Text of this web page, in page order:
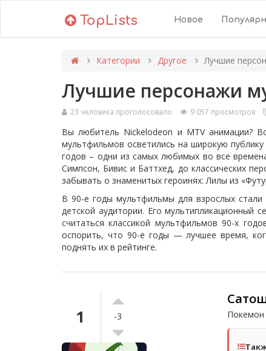
TopLists Новое
Категории Другое Лучшие
Лучшие персонажи
23 человека проголосовало 9 057 просмотров
Вы любитель Nickelodeon и MTV анимации?
мультфильмов осветились на широкую
годов – одни из самых любимых во все
Симпсон, Бивис и Баттхед, до классических
забывать о знаменитых героинях: Лилы из
В 90-е годы мультфильмы для взрослых
детской аудитории. Его мультипликационный
считаться классикой мультфильмов 90-х
оспорить, что 90-е годы — лучшее время,
поднять их в рейтинге.
1 -3 Покемон